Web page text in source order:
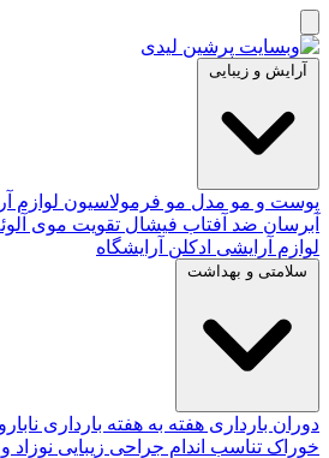
آرایش و زیبایی
پوست و مو مدل مو فرمولاسیون لوازم
آبرسان ضد آفتاب فیشال تقویت موی
لوازم آرایشی ادکلن آرایشگاه
سلامتی و بهداشت
دوران بارداری هفته به هفته بارداری
خوراک تناسب اندام جراحی زیبایی نوزاد